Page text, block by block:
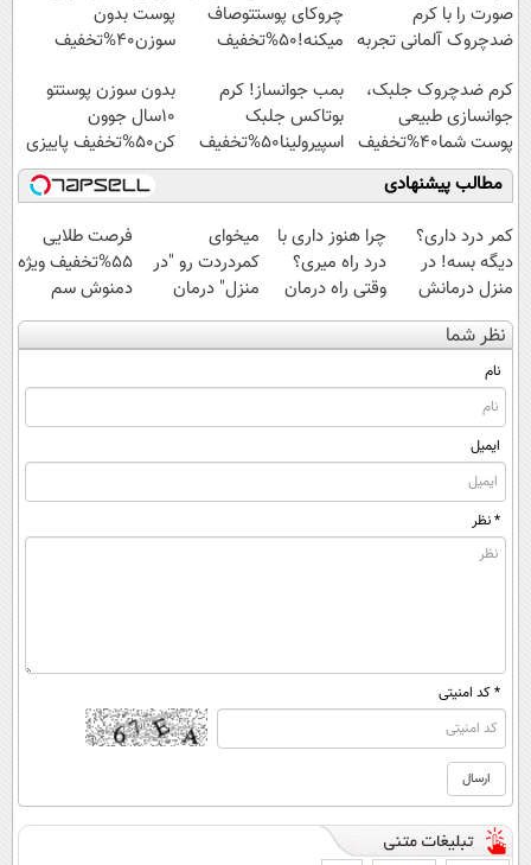
صورت را با کرم
ضدچروک آلمانی تجربه
چروکای پوستتوصاف
میکنه!50%تخفیف
پوست بدون
سوزن40%تخفیف
کرم ضدچروک جلبک،
جوانسازی طبیعی
پوست شما40%تخفیف
بمب جوانساز! کرم
بوتاکس جلبک
اسپیرولینا50%تخفیف
بدون سوزن پوستتو
10سال جوون
کن50%تخفیف پاییزی
مطالب پیشنهادی
کمر درد داری؟
دیگه بسه! در
منزل درمانش
کن
(◀پرسش‌نامه)
چرا هنوز داری با
درد راه میری؟
وقتی راه درمان
جلو پاته!
میخوای
کمردردت رو "در
منزل" درمان
کنی؟ (◂فیلم +
◂پرسش‌نامه)
فرصت طلایی
55%تخفیف ویژه
دمنوش سم
زدای کبد
نظر شما
نام
ایمیل
* نظر
* کد امنیتی